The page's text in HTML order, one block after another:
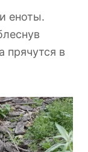
еноты.
прячутся в